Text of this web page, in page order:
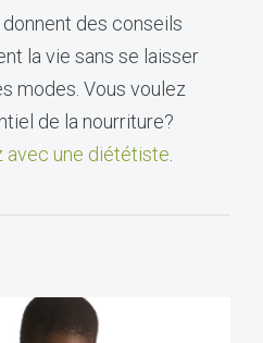
des conseils
la vie sans se laisser
modes. Vous voulez
de la nourriture?
avec une diététiste